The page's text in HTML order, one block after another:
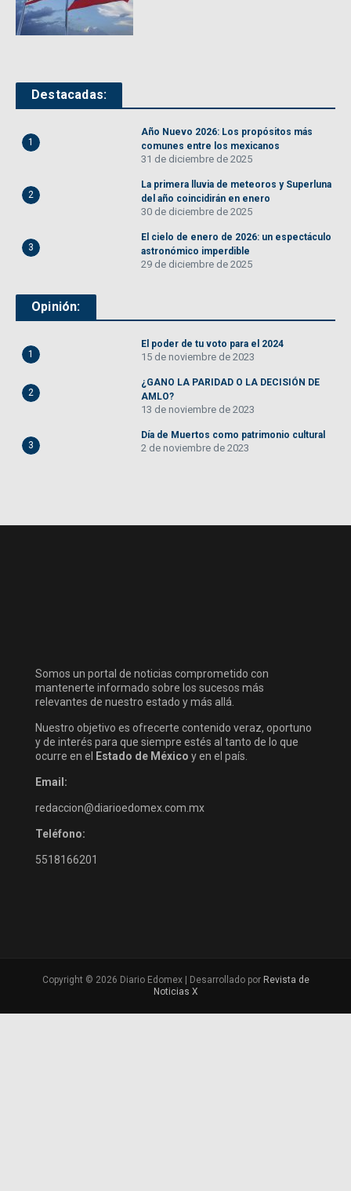
Destacadas:
1
Año Nuevo 2026: Los propósitos más
comunes entre los mexicanos
31 de diciembre de 2025
2
La primera lluvia de meteoros y Superluna
del año coincidirán en enero
30 de diciembre de 2025
3
El cielo de enero de 2026: un espectáculo
astronómico imperdible
29 de diciembre de 2025
Opinión:
1
El poder de tu voto para el 2024
15 de noviembre de 2023
2
¿GANO LA PARIDAD O LA DECISIÓN DE
AMLO?
13 de noviembre de 2023
3
Día de Muertos como patrimonio cultural
2 de noviembre de 2023
Somos un portal de noticias comprometido con
mantenerte informado sobre los sucesos más
relevantes de nuestro estado y más allá.
Nuestro objetivo es ofrecerte contenido veraz, oportuno
y de interés para que siempre estés al tanto de lo que
ocurre en el
Estado de México y en el país.
Email:
redaccion@diarioedomex.com.mx
Teléfono:
5518166201
Copyright © 2026 Diario Edomex | Desarrollado por Revista de
Noticias X